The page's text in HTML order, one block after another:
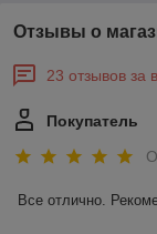
Отзывы о
23 отзывов за
Покупатель
Все отлично.